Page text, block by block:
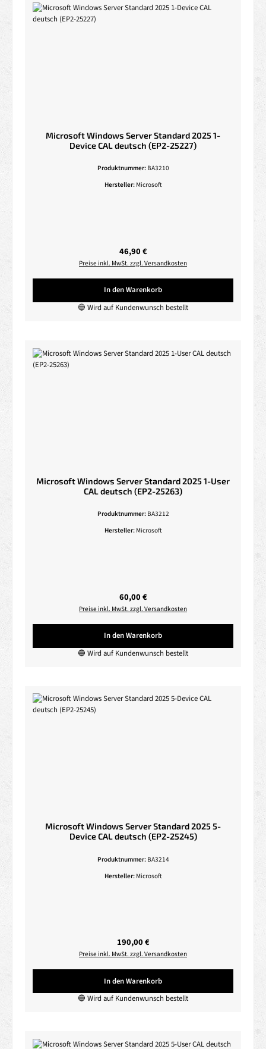
Microsoft Windows Server Standard 2025 1-
Device CAL deutsch (EP2-25227)
Produktnummer: BA3210
Hersteller: Microsoft
Regulärer Preis:
46,90 €
Preise inkl. MwSt. zzgl. Versandkosten
In den Warenkorb
🔵 Wird auf Kundenwunsch bestellt
Microsoft Windows Server Standard 2025 1-User
CAL deutsch (EP2-25263)
Produktnummer: BA3212
Hersteller: Microsoft
Regulärer Preis:
60,00 €
Preise inkl. MwSt. zzgl. Versandkosten
In den Warenkorb
🔵 Wird auf Kundenwunsch bestellt
Microsoft Windows Server Standard 2025 5-
Device CAL deutsch (EP2-25245)
Produktnummer: BA3214
Hersteller: Microsoft
Regulärer Preis:
190,00 €
Preise inkl. MwSt. zzgl. Versandkosten
In den Warenkorb
🔵 Wird auf Kundenwunsch bestellt